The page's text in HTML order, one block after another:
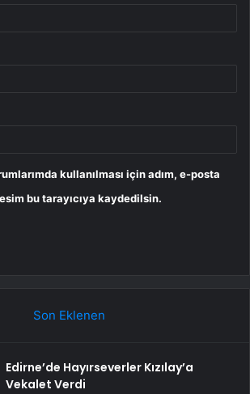
kullanılması için adım, e-posta
bu tarayıcıya kaydedilsin.
Son Eklenen
Edirne’de Hayırseverler Kızılay’a
Vekalet Verdi